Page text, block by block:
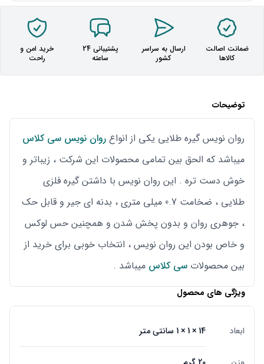
ضمانت اصالت
کالاها
ارسال به سراسر
کشور
پشتیبانی 24
ساعته
خرید امن و
راحت
توضیحات
روان نویس گیره طلایی یکی از انواع روان نویس سی کلاس
میباشد که الحق بین تمامی محصولات این شرکت ، زیباتر و
خوش دست تره . این روان نویس با داشتن گیره فلزی
طلایی ، ضخامت 0.7 میلی متری ، بدنه ای جیر و قابل حک
، جوهری روان و بدون پخش شدن و همچنین حس لوکس
و خاص بودن این روان نویس ، انتخاب خوبی برای خرید از
بین محصولات سی کلاس میباشد .
ویژگی های محصول
ابعاد 14 × 1 × 1 سانتی متر